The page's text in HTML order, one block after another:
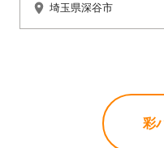
埼玉県深谷市
彩